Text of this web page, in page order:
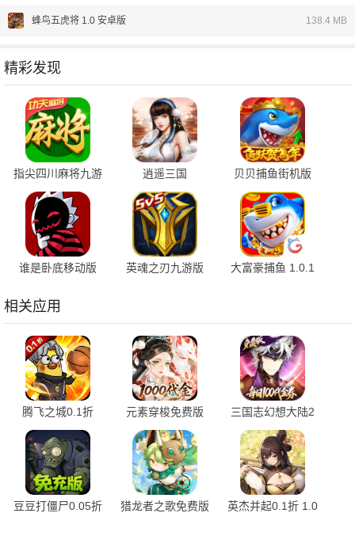
蜂鸟五虎将 1.0 安卓版 138.4 MB
精彩发现
指尖四川麻将九游
版 7.10.604 安卓
逍遥三国
3.1.0.00150002 官
方版
贝贝捕鱼街机版
1.0.20051 最新版
谁是卧底移动版
英魂之刃九游版
大富豪捕鱼 1.0.1
相关应用
腾飞之城0.1折
1.0.0 官方版
元素穿梭免费版
1.0.0 最新版
三国志幻想大陆2
枭之歌1折 1.0.22
手机版
豆豆打僵尸0.05折
猎龙者之歌免费版
英杰并起0.1折 1.0